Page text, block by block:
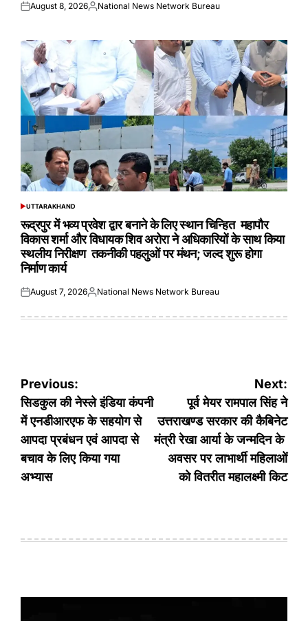
Posted
August 8, 2026Posted
National News Network Bureau
POSTED
UTTARAKHAND
रूद्रपुर में भव्य प्रवेश द्वार बनाने के लिए स्थान चिन्हित महापौर
विकास शर्मा और विधायक शिव अरोरा ने अधिकारियों के साथ किया
स्थलीय निरीक्षण तकनीकी पहलुओं पर मंथन; जल्द शुरू होगा
निर्माण कार्य
Posted
August 7, 2026Posted
National News Network Bureau
Post
navigation
Previous:
सिडकुल की नेस्ले इंडिया कंपनी
में एनडीआरएफ के सहयोग से
आपदा प्रबंधन एवं आपदा से
बचाव के लिए किया गया
अभ्यास
Next:
पूर्व मेयर रामपाल सिंह ने
उत्तराखण्ड सरकार की कैबिनेट
मंत्री रेखा आर्या के जन्मदिन के
अवसर पर लाभार्थी महिलाओं
को वितरीत महालक्ष्मी किट